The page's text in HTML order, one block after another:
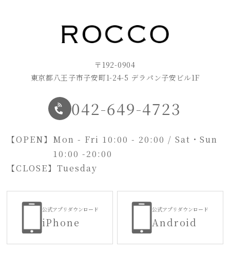
〒192-0904
東京都八王子市子安町1-24-5 デラパン子安ビル1F
042-649-4723
【OPEN】 Mon - Fri 10:00 - 20:00 / Sat・Sun
10:00 -20:00
【CLOSE】Tuesday
公式アプリダウンロード
iPhone
公式アプリダウンロード
Android